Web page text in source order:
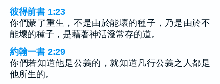
彼得前書 1:23
你們蒙了重生，不是由於能壞的種子，乃是由於不
能壞的種子，是藉著神活潑常存的道。
約翰一書 2:29
你們若知道他是公義的，就知道凡行公義之人都是
他所生的。